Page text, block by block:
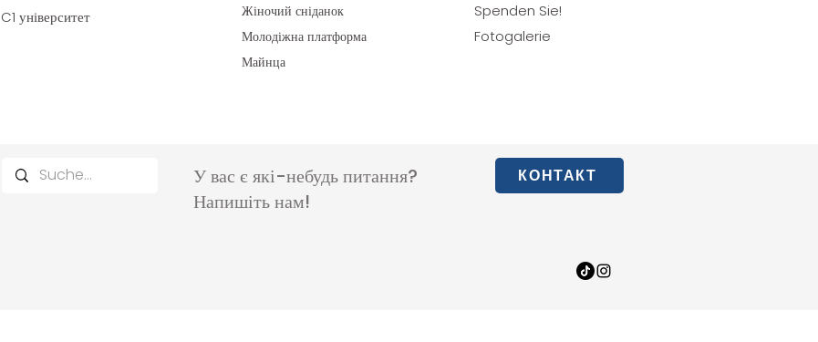
C1 університет
Жіночий сніданок
Молодіжна платформа
Майнца
Spenden Sie!
Fotogalerie
У вас є які-небудь питання?
Напишіть нам!
КОНТАКТ